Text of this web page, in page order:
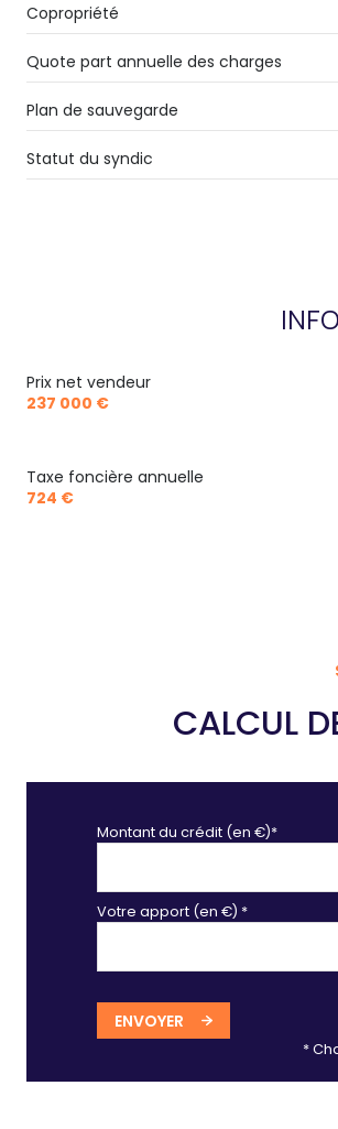
Copropriété
Quote part annuelle des charges
Plan de sauvegarde
Statut du syndic
Prix net vendeur
237 000 €
Taxe foncière annuelle
724 €
CALCUL
Montant du crédit (en €)*
Votre apport (en €) *
ENVOYER
*